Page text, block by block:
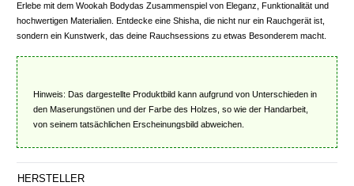
Erlebe mit dem Wookah Bodydas Zusammenspiel von Eleganz, Funktionalität und
hochwertigen Materialien. Entdecke eine Shisha, die nicht nur ein Rauchgerät ist,
sondern ein Kunstwerk, das deine Rauchsessions zu etwas Besonderem macht.
Hinweis: Das dargestellte Produktbild kann aufgrund von Unterschieden in
den Maserungstönen und der Farbe des Holzes, so wie der Handarbeit,
von seinem tatsächlichen Erscheinungsbild abweichen.
HERSTELLER